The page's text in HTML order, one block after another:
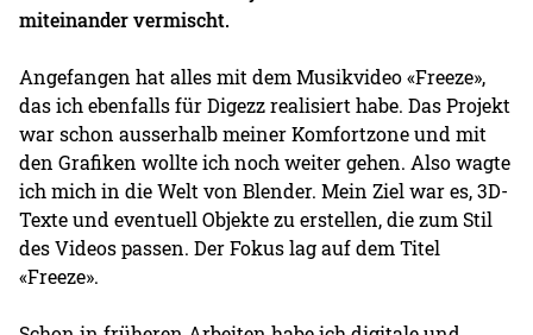
miteinander vermischt.
Angefangen hat alles mit dem Musikvideo «Freeze»,
das ich ebenfalls für Digezz realisiert habe. Das Projekt
war schon ausserhalb meiner Komfortzone und mit
den Grafiken wollte ich noch weiter gehen. Also wagte
ich mich in die Welt von Blender. Mein Ziel war es, 3D-
Texte und eventuell Objekte zu erstellen, die zum Stil
des Videos passen. Der Fokus lag auf dem Titel
«Freeze».